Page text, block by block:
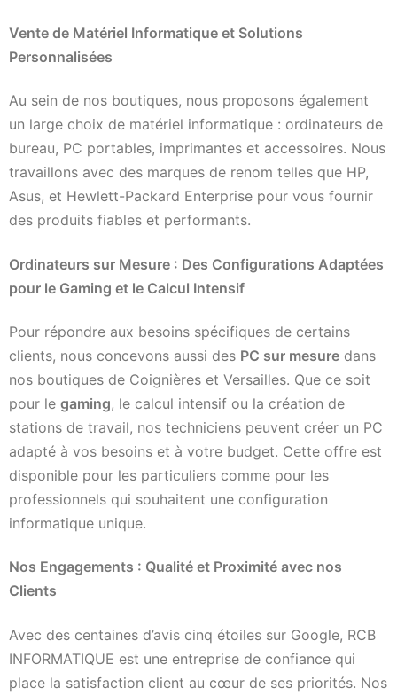
Vente de Matériel Informatique et Solutions
Personnalisées
Au sein de nos boutiques, nous proposons également
un large choix de matériel informatique : ordinateurs de
bureau, PC portables, imprimantes et accessoires. Nous
travaillons avec des marques de renom telles que HP,
Asus, et Hewlett-Packard Enterprise pour vous fournir
des produits fiables et performants.
Ordinateurs sur Mesure : Des Configurations Adaptées
pour le Gaming et le Calcul Intensif
Pour répondre aux besoins spécifiques de certains
clients, nous concevons aussi des PC sur mesure dans
nos boutiques de Coignières et Versailles. Que ce soit
pour le gaming, le calcul intensif ou la création de
stations de travail, nos techniciens peuvent créer un PC
adapté à vos besoins et à votre budget. Cette offre est
disponible pour les particuliers comme pour les
professionnels qui souhaitent une configuration
informatique unique.
Nos Engagements : Qualité et Proximité avec nos
Clients
Avec des centaines d’avis cinq étoiles sur Google, RCB
INFORMATIQUE est une entreprise de confiance qui
place la satisfaction client au cœur de ses priorités. Nos